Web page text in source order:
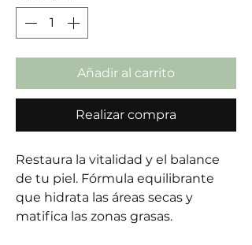
Añadir al carrito
Realizar compra
Restaura la vitalidad y el balance
de tu piel. Fórmula equilibrante
que hidrata las áreas secas y
matifica las zonas grasas.